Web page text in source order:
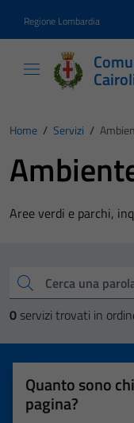
Regione Lombardia
Home / Servizi /
Aree verdi e parchi,
Cerca una parola chiave
0 servizi trovati in
Quanto sono
pagina?